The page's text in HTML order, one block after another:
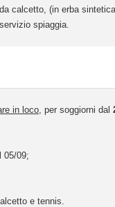
calcetto, (in erba
spiaggia.
in loco, per soggiorni dal
05/09;
e tennis.